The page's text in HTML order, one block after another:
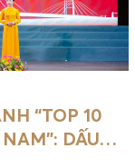
“TOP 10
DẤU…